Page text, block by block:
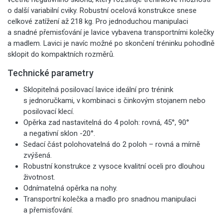
o další variabilní cviky. Robustní ocelová konstrukce snese
celkové zatížení až 218 kg. Pro jednoduchou manipulaci
a snadné přemisťování je lavice vybavena transportními kolečky
a madlem. Lavici je navíc možné po skončení tréninku pohodlně
sklopit do kompaktních rozměrů.
Technické parametry
Sklopitelná posilovací lavice ideální pro trénink
s jednoručkami, v kombinaci s činkovým stojanem nebo
posilovací klecí.
Opěrka zad nastavitelná do 4 poloh: rovná, 45°, 90°
a negativní sklon -20°.
Sedací část polohovatelná do 2 poloh – rovná a mírně
zvýšená.
Robustní konstrukce z vysoce kvalitní oceli pro dlouhou
životnost.
Odnímatelná opěrka na nohy.
Transportní kolečka a madlo pro snadnou manipulaci
a přemisťování.